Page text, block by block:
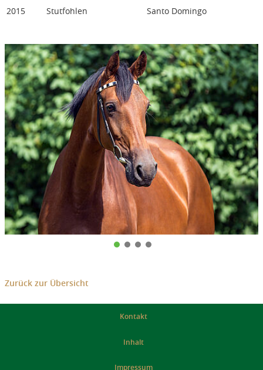
2015
Stutfohlen
Santo Domingo
Zurück zur Übersicht
Kontakt
Inhalt
Impressum